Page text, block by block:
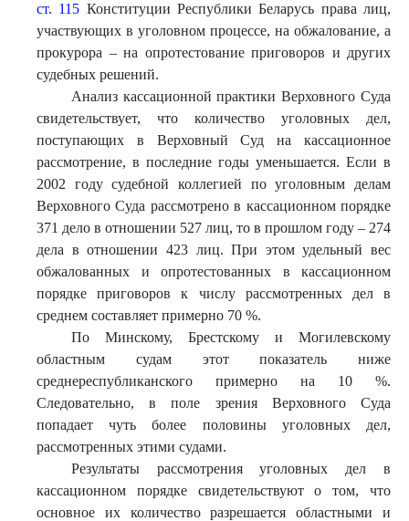
ст. 115 Конституции Республики Беларусь права лиц,
участвующих в уголовном процессе, на обжалование, а
прокурора – на опротестование приговоров и других
судебных решений.
Анализ кассационной практики Верховного Суда
свидетельствует, что количество уголовных дел,
поступающих в Верховный Суд на кассационное
рассмотрение, в последние годы уменьшается. Если в
2002 году судебной коллегией по уголовным делам
Верховного Суда рассмотрено в кассационном порядке
371 дело в отношении 527 лиц, то в прошлом году – 274
дела в отношении 423 лиц. При этом удельный вес
обжалованных и опротестованных в кассационном
порядке приговоров к числу рассмотренных дел в
среднем составляет примерно 70 %.
По Минскому, Брестскому и Могилевскому
областным судам этот показатель ниже
среднереспубликанского примерно на 10 %.
Следовательно, в поле зрения Верховного Суда
попадает чуть более половины уголовных дел,
рассмотренных этими судами.
Результаты рассмотрения уголовных дел в
кассационном порядке свидетельствуют о том, что
основное их количество разрешается областными и